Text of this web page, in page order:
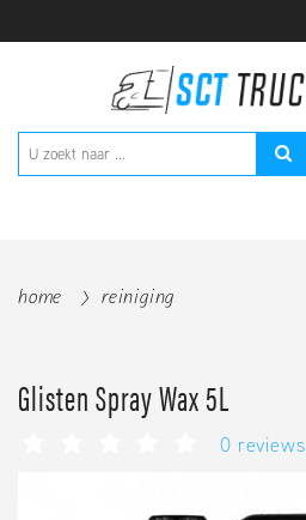
home reiniging
Glisten Spray Wax 5L
0 reviews